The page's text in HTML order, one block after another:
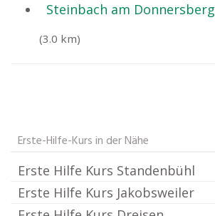
Steinbach am Donnersberg
(3.0 km)
Erste-Hilfe-Kurs in der Nähe
Erste Hilfe Kurs Standenbühl
Erste Hilfe Kurs Jakobsweiler